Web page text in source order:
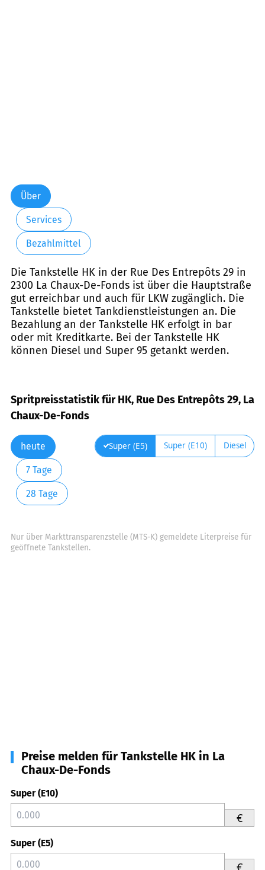
Über
Services
Bezahlmittel
Die Tankstelle HK in der Rue Des Entrepôts 29 in
2300 La Chaux-De-Fonds ist über die Hauptstraße
gut erreichbar und auch für LKW zugänglich. Die
Tankstelle bietet Tankdienstleistungen an. Die
Bezahlung an der Tankstelle HK erfolgt in bar
oder mit Kreditkarte. Bei der Tankstelle HK
können Diesel und Super 95 getankt werden.
Spritpreisstatistik für HK, Rue Des Entrepôts 29, La
Chaux-De-Fonds
heute
7 Tage
28 Tage
Super (E5) Super (E10) Diesel
Nur über Markttransparenzstelle (MTS-K) gemeldete Literpreise für
geöffnete Tankstellen.
Preise melden für Tankstelle HK in La
Chaux-De-Fonds
Super (E10)
€
Super (E5)